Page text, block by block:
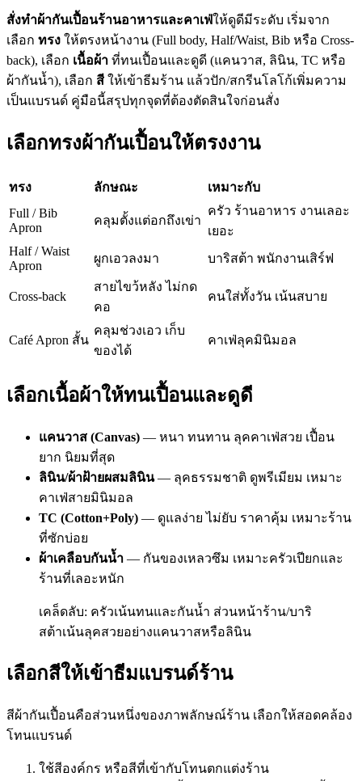
สั่งทำผ้ากันเปื้อนร้านอาหารและคาเฟ่ให้ดูดีมีระดับ เริ่มจาก
เลือก ทรง ให้ตรงหน้างาน (Full body, Half/Waist, Bib หรือ Cross-
back), เลือก เนื้อผ้า ที่ทนเปื้อนและดูดี (แคนวาส, ลินิน, TC หรือ
ผ้ากันน้ำ), เลือก สี ให้เข้าธีมร้าน แล้วปัก/สกรีนโลโก้เพิ่มความ
เป็นแบรนด์ คู่มือนี้สรุปทุกจุดที่ต้องตัดสินใจก่อนสั่ง
เลือกทรงผ้ากันเปื้อนให้ตรงงาน
ทรง ลักษณะ
เหมาะกับ
Full / Bib
Apron
คลุมตั้งแต่อกถึงเข่า
ครัว ร้านอาหาร งานเลอะ
เยอะ
Half / Waist
Apron
ผูกเอวลงมา บาริสต้า พนักงานเสิร์ฟ
Cross-back
สายไขว้หลัง ไม่กด
คอ
คนใส่ทั้งวัน เน้นสบาย
Café Apron สั้น
คลุมช่วงเอว เก็บ
ของได้
คาเฟ่ลุคมินิมอล
เลือกเนื้อผ้าให้ทนเปื้อนและดูดี
แคนวาส (Canvas) — หนา ทนทาน ลุคคาเฟ่สวย เปื้อน
ยาก นิยมที่สุด
ลินิน/ผ้าฝ้ายผสมลินิน— ลุคธรรมชาติ ดูพรีเมียม เหมาะ
คาเฟ่สายมินิมอล
TC (Cotton+Poly) — ดูแลง่าย ไม่ยับ ราคาคุ้ม เหมาะร้าน
ที่ซักบ่อย
ผ้าเคลือบกันน้ำ — กันของเหลวซึม เหมาะครัวเปียกและ
ร้านที่เลอะหนัก
เคล็ดลับ: ครัวเน้นทนและกันน้ำ ส่วนหน้าร้าน/บาริ
สต้าเน้นลุคสวยอย่างแคนวาสหรือลินิน
เลือกสีให้เข้าธีมแบรนด์ร้าน
สีผ้ากันเปื้อนคือส่วนหนึ่งของภาพลักษณ์ร้าน เลือกให้สอดคล้อง
โทนแบรนด์
ใช้สีองค์กร หรือสีที่เข้ากับโทนตกแต่งร้าน